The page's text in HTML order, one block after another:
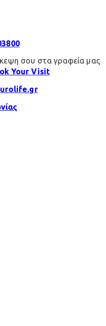
σου στα γραφεία μας
Your Visit